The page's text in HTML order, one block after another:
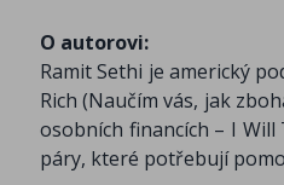
O autorovi:
Ramit Sethi je americký
Rich (Naučím vás, jak
osobních financích – I
páry, které potřebují